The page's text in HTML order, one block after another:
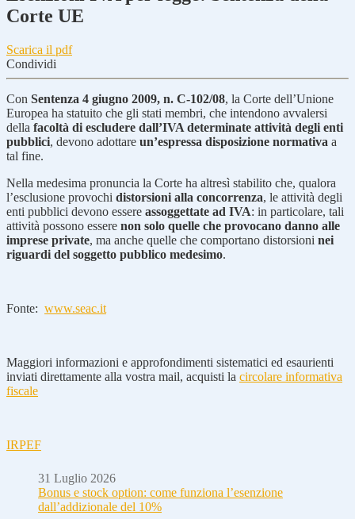
Corte UE
Scarica il pdf
Condividi
Con Sentenza 4 giugno 2009, n. C-102/08, la Corte dell’Unione
Europea ha statuito che gli stati membri, che intendono avvalersi
della facoltà di escludere dall’IVA determinate attività degli enti
pubblici, devono adottare un’espressa disposizione normativa a
tal fine.
Nella medesima pronuncia la Corte ha altresì stabilito che, qualora
l’esclusione provochi distorsioni alla concorrenza, le attività degli
enti pubblici devono essere assoggettate ad IVA: in particolare, tali
attività possono essere non solo quelle che provocano danno alle
imprese private, ma anche quelle che comportano distorsioni nei
riguardi del soggetto pubblico medesimo.
Fonte: www.seac.it
Maggiori informazioni e approfondimenti sistematici ed esaurienti
inviati direttamente alla vostra mail, acquisti la circolare informativa
fiscale
IRPEF
31 Luglio 2026
Bonus e stock option: come funziona l’esenzione
dall’addizionale del 10%